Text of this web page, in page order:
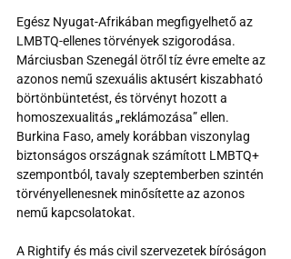
Egész Nyugat-Afrikában megfigyelhető az
LMBTQ-ellenes törvények szigorodása.
Márciusban Szenegál ötről tíz évre emelte az
azonos nemű szexuális aktusért kiszabható
börtönbüntetést, és törvényt hozott a
homoszexualitás „reklámozása” ellen.
Burkina Faso, amely korábban viszonylag
biztonságos országnak számított LMBTQ+
szempontból, tavaly szeptemberben szintén
törvényellenesnek minősítette az azonos
nemű kapcsolatokat.
A Rightify és más civil szervezetek bíróságon